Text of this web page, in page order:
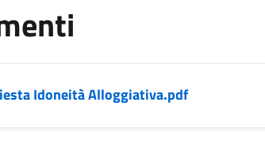
Idoneità Alloggiativa.pdf